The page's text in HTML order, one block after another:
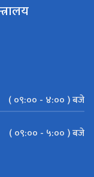
( ०९:०० - ४:०० ) बजे
( ०९:०० - ५:०० ) बजे